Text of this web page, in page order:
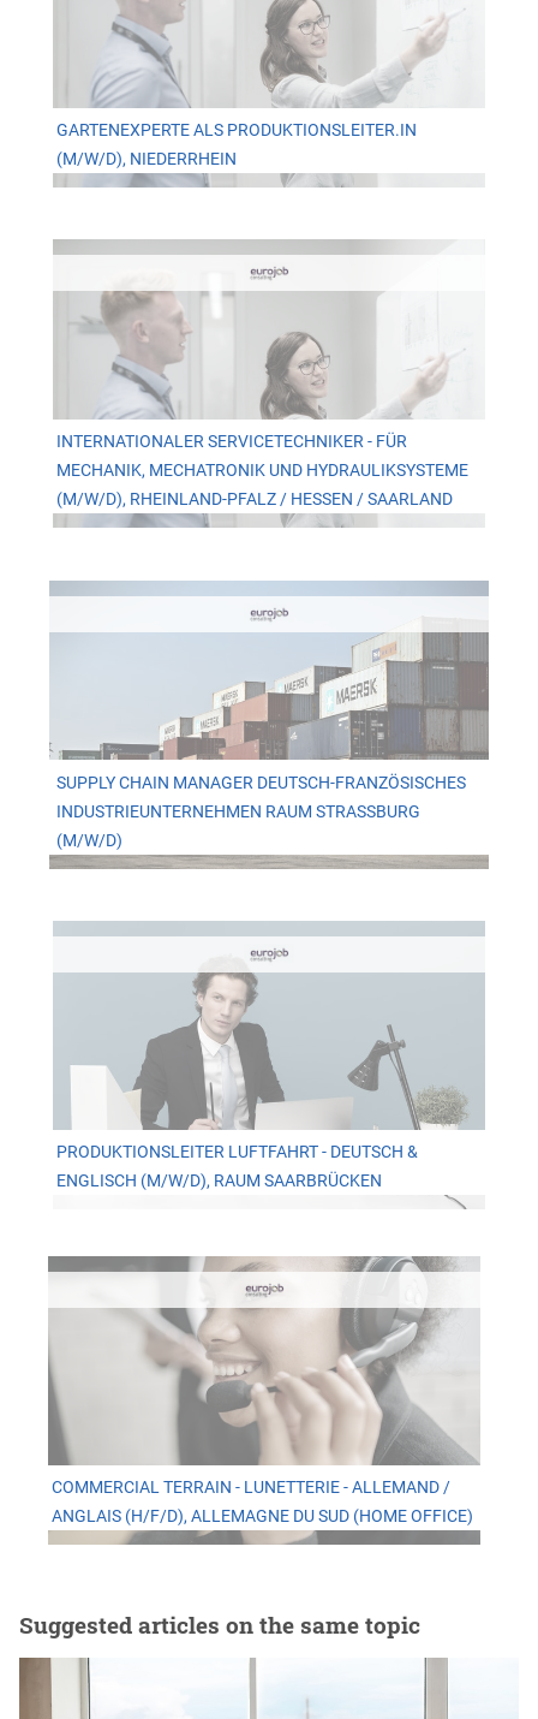
GARTENEXPERTE ALS PRODUKTIONSLEITER.IN
(M/W/D), NIEDERRHEIN
INTERNATIONALER SERVICETECHNIKER - FÜR
MECHANIK, MECHATRONIK UND HYDRAULIKSYSTEME
(M/W/D), RHEINLAND-PFALZ / HESSEN / SAARLAND
SUPPLY CHAIN MANAGER DEUTSCH-FRANZÖSISCHES
INDUSTRIEUNTERNEHMEN RAUM STRASSBURG (
M/W/D)
PRODUKTIONSLEITER LUFTFAHRT - DEUTSCH &
ENGLISCH (M/W/D), RAUM SAARBRÜCKEN
COMMERCIAL TERRAIN - LUNETTERIE - ALLEMAND /
ANGLAIS (H/F/D), ALLEMAGNE DU SUD (HOME OFFICE)
Suggested articles on the same topic